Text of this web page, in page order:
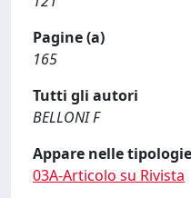
Pagine (a)
165
Tutti gli autori
BELLONI F
Appare nelle
03A-Articolo su Rivista